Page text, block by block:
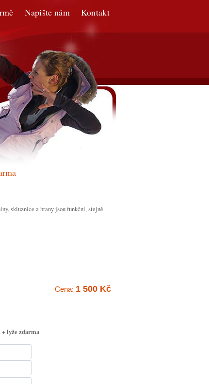
Napište nám Kontakt
skluznice a hrany jsou funkční, stejně
Cena: 1 500 Kč
+ lyže zdarma